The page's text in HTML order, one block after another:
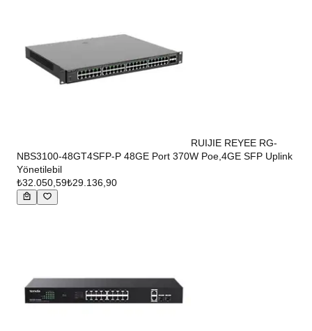
RUIJIE REYEE RG-
NBS3100-48GT4SFP-P 48GE Port 370W Poe,4GE SFP Uplink
Yönetilebil
₺32.050,59₺29.136,90